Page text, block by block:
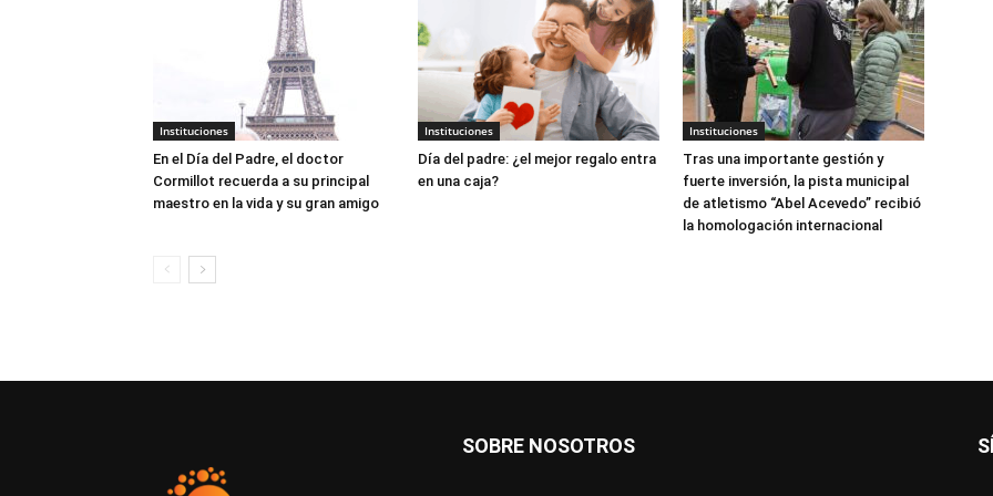
Instituciones
En el Día del Padre, el doctor
Cormillot recuerda a su principal
maestro en la vida y su gran amigo
Instituciones
Día del padre: ¿el mejor regalo entra
en una caja?
Instituciones
Tras una importante gestión y
fuerte inversión, la pista municipal
de atletismo “Abel Acevedo” recibió
la homologación internacional
SOBRE NOSOTROS